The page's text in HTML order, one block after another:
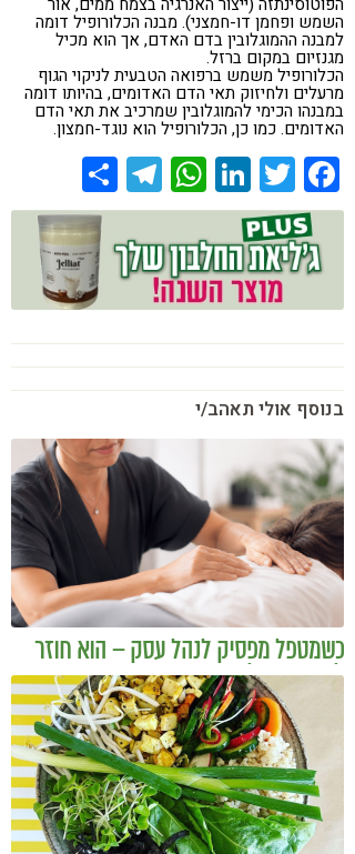
קורונה
טבעונות
השמש ופחמן דו-חמצני). מבנה הכלורופיל דומה
למבנה ההמוגלובין בדם האדם, אך הוא מכיל
מגנזיום במקום ברזל.
הכלורופיל משמש ברפואה הטבעית לניקוי הגוף
מרעלים ולחיזוק תאי הדם האדומים, בהיותו דומה
במבנהו הכימי להמוגלובין שמרכיב את תאי הדם
האדומים. כמו כן, הכלורופיל הוא נוגד-חמצון.
Facebook
Twitter
LinkedIn
WhatsApp
Telegram
בנוסף אולי תאהב/י
כשמטפל מפסיק לנהל עסק – הוא חוזר
להיות מטפל